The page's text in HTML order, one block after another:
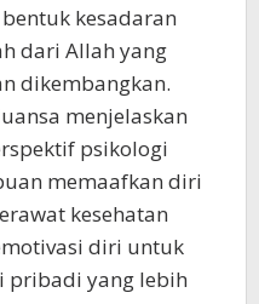
kesadaran
dari Allah yang
dikembangkan.
menjelaskan
psikologi
memaafkan diri
kesehatan
diri untuk
pribadi yang lebih